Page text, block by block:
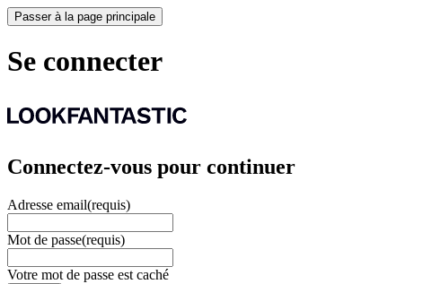
Passer à la page principale
Se connecter
Connectez-vous pour continuer
Adresse email(requis)
Mot de passe(requis)
Votre mot de passe est caché